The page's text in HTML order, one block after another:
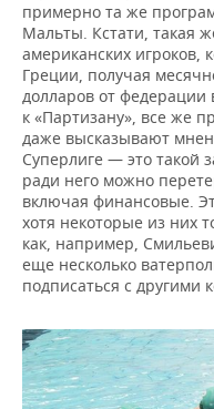
примерно та же
Мальты. Кстати, такая
американских игроков,
Греции, получая
долларов от
к «Партизану», все же
даже высказывают
Суперлиге — это такой
ради него можно
включая финансовые.
хотя некоторые из них
как, например,
еще несколько
подписаться с другими